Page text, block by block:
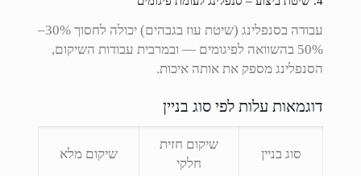
עבודה בסנפלינג (שיטת עוז בגבהים) יכולה לחסוך 30%–
50% בהשוואה לפיגומים — ובמרבית עבודות השיקום,
הסנפלינג מספק את אותה איכות.
דוגמאות עלות לפי סוג בניין
סוג בניין
שיקום חזית
חלקי
שיקום מלא